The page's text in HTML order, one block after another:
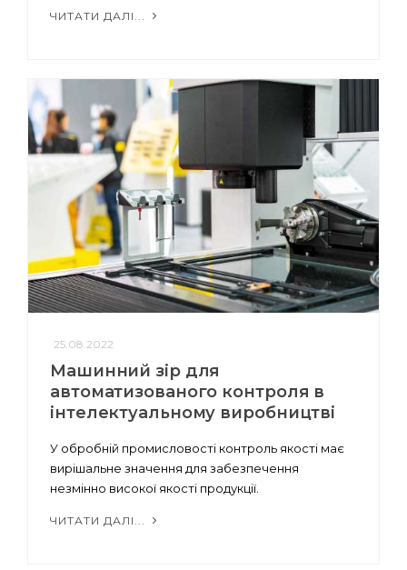
ЧИТАТИ ДАЛІ...
25.08.2022
Машинний зір для
автоматизованого контроля в
інтелектуальному виробництві
У обробній промисловості контроль якості має
вирішальне значення для забезпечення
незмінно високої якості продукції.
ЧИТАТИ ДАЛІ...